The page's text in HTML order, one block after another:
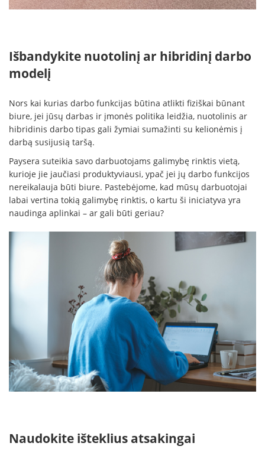
Išbandykite nuotolinį ar hibridinį darbo
modelį
Nors kai kurias darbo funkcijas būtina atlikti fiziškai būnant
biure, jei jūsų darbas ir įmonės politika leidžia, nuotolinis ar
hibridinis darbo tipas gali žymiai sumažinti su kelionėmis į
darbą susijusią taršą.
Paysera suteikia savo darbuotojams galimybę rinktis vietą,
kurioje jie jaučiasi produktyviausi, ypač jei jų darbo funkcijos
nereikalauja būti biure. Pastebėjome, kad mūsų darbuotojai
labai vertina tokią galimybę rinktis, o kartu ši iniciatyva yra
naudinga aplinkai – ar gali būti geriau?
Naudokite išteklius atsakingai